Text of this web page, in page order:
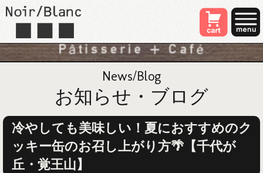
News/Blog
お知らせ・ブログ
冷やしても美味しい！夏におすすめのク
ッキー缶のお召し上がり方🌴【千代が
丘・覚王山】